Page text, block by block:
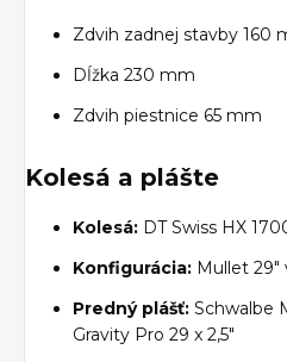
Zdvih zadnej stavby 160
Dĺžka 230 mm
Zdvih piestnice 65 mm
Kolesá a plášte
Kolesá: DT Swiss HX
Konfigurácia: Mullet 29"
Predný plášť: Schwalbe
Gravity Pro 29 x 2,5"